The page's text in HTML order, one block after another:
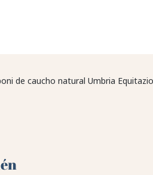
de caucho natural Umbria
🌻